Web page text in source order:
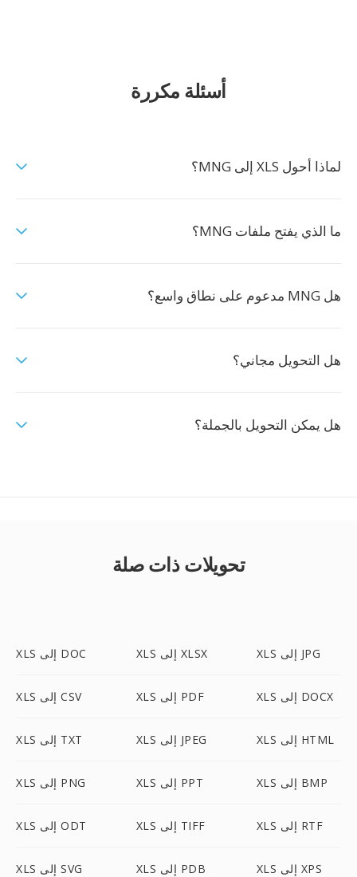
أسئلة مكررة
لماذا أحول XLS إلى MNG؟
ما الذي يفتح ملفات MNG؟
هل MNG مدعوم على نطاق واسع؟
هل التحويل مجاني؟
هل يمكن التحويل بالجملة؟
تحويلات ذات صلة
XLS إلى DOC XLS إلى XLSX XLS إلى JPG
XLS إلى CSV XLS إلى PDF XLS إلى DOCX
XLS إلى TXT XLS إلى JPEG XLS إلى HTML
XLS إلى PNG XLS إلى PPT XLS إلى BMP
XLS إلى ODT XLS إلى TIFF XLS إلى RTF
XLS إلى SVG XLS إلى PDB XLS إلى XPS